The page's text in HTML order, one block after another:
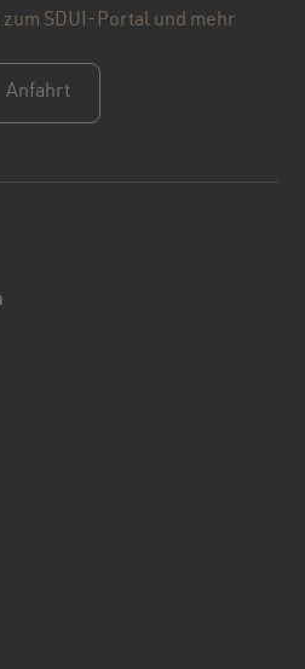
SDUI-Portal und mehr
Anfahrt